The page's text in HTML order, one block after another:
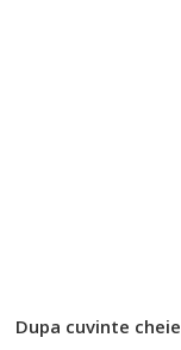
Dupa cuvinte cheie